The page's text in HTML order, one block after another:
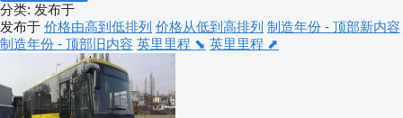
分类: 发布于
发布于 价格由高到低排列 价格从低到高排列 制造年份 - 顶部新内容
制造年份 - 顶部旧内容 英里里程 ⬊ 英里里程 ⬈